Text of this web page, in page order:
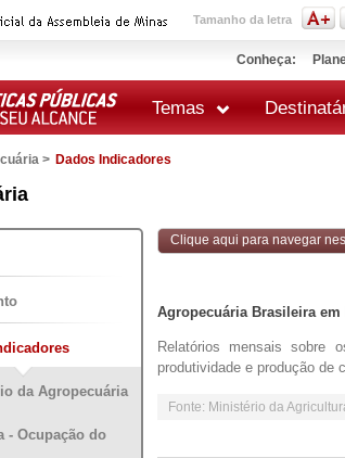
Tamanho da letra
Conheça:
Temas
> Dados Indicadores
da Agropecuária
- Ocupação do
Clique aqui para navegar
Agropecuária Brasileira em
Relatórios mensais sobre
produtividade e produção de
Fonte: Ministério da